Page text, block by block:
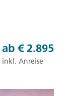
ab € 2.895
inkl. Anreise